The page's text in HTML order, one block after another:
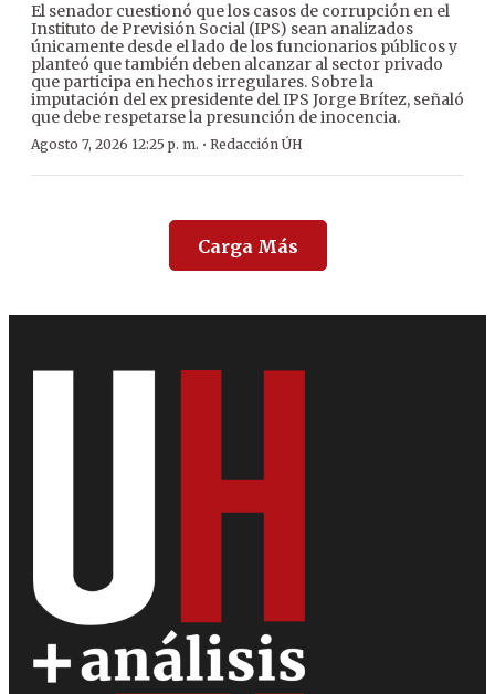
El senador cuestionó que los casos de corrupción en el
Instituto de Previsión Social (IPS) sean analizados
únicamente desde el lado de los funcionarios públicos y
planteó que también deben alcanzar al sector privado
que participa en hechos irregulares. Sobre la
imputación del ex presidente del IPS Jorge Brítez, señaló
que debe respetarse la presunción de inocencia.
Agosto 7, 2026 12:25 p. m. · Redacción ÚH
Carga Más